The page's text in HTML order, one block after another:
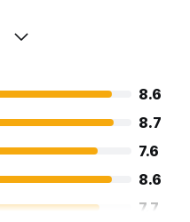
8.6
8.7
7.6
8.6
7.7